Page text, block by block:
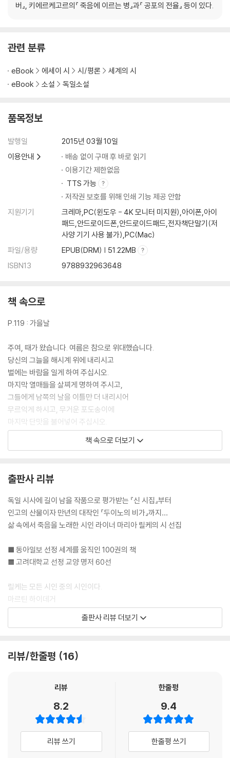
버』, 키에르케고르의『 죽음에 이르는 병』과『 공포의 전율』 등이 있다.
관련 분류
eBook 에세이 시 시/평론
세계의 시
eBook
소설 독일소설
품목정보
발행일
2015년 03월 10일
이용안내
배송 없이 구매 후 바로 읽기
이용기간 제한없음
TTS 가능
저작권 보호를 위해 인쇄 기능 제공 안함
지원기기
크레마,PC(윈도우 - 4K 모니터 미지원),아이폰,아이
패드,안드로이드폰,안드로이드패드,전자책단말기(저
사양 기기 사용 불가),PC(Mac)
파일/용량
EPUB(DRM) | 51.22MB
ISBN13
9788932963648
책 속으로
P.119 : 가을날
주여, 때가 왔습니다. 여름은 참으로 위대했습니다.
당신의 그늘을 해시계 위에 내리시고
벌에는 바람을 일게 하여 주십시오.
마지막 열매들을 살찌게 명하여 주시고,
그들에게 남쪽의 날을 이틀만 더 내리시어
무르익게 하시고, 무거운 포도송이에
마지막 단맛을 불어넣어 주십시오.
이제 집 없는 자는 더 이상 집을 짓지 않습니다.
혼자인 사람은 또 그렇게 오래 홀로 남아서
무거운 마음으로 소요할 것입니다.
『형상 시집』
P.162 : 사랑의 노래
어떻게 막을 수 있을까? 어떻게 내 영혼을
너를 넘어 다른 것에로 드높일 수 있을까?
아, 나는 그것을 어둠 속 어느 잃은 것 옆에,
너의 깊은 마음이 흔들려도 흔들리지 않는
어느 남모르는 조용한 자리에 숨겨 두고 싶다.
두 현에서 한소리를 불러내는 바이올린의 활처럼
어느 연주자의 손에 들려 있는 것일까?
아, 달콤한 노래여.
『신 시집』
책 속으로 더보기
출판사 리뷰
독일 시사에 길이 남을 작품으로 평가받는 『신 시집』부터
인고의 산물이자 만년의 대작인 『두이노의 비가』까지…
삶 속에서 죽음을 노래한 시인 라이너 마리아 릴케의 시 선집
■ 동아일보 선정 세계를 움직인 100권의 책
■ 고려대학교 선정 교양 명저 60선
릴케는 모든 시인 중의 시인이다.
마르틴 하이데거
『두이노의 비가』는 예술에 의한 예술의 극복인 작품이다.
이 책은 1899년부터 1922년까지 발표된 라이너 마리아 릴케의 시집 여덟
생애』, 『오르페우스에게 바치는 소네트』, 『두이노의 비가』)에 수록된 시
세상에 남기고 간 시적 대업을 한 권의 책을 통해 만나 볼 수 있다.
릴케는 언어를 가진 우리가 지상의 모든 것을 말하고 찬미하고 변용하는
것, 즉 영원한 정신세계로 옮겨 놓는 일이야 말로 시인의 사명이라 생각했
다. 이 책에 실린 여덟 권의 시집에는 끝없는 고독과 견디기 어려운 고통에
출판사 리뷰 더보기
리뷰/한줄평 16
리뷰
8.2
리뷰 쓰기
한줄평
9.4
한줄평 쓰기